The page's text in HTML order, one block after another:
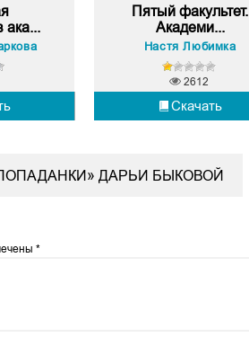
ака...
Пятый факультет.
Академи...
Настя Любимка
Скачать
2612
ДАРЬИ БЫКОВОЙ
*